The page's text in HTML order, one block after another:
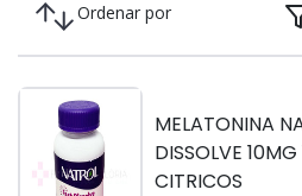
Ordenar por
MELATONINA
DISSOLVE
CITRICOS